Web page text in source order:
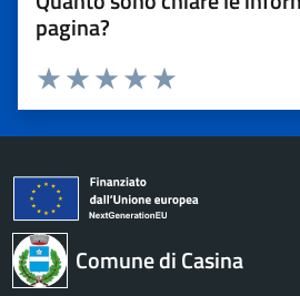
pagina?
Valuta 5 stelle su 5
Valuta 4 stelle su 5
Valuta 3 stelle su 5
Valuta 2 stelle su 5
Valuta 1 stelle su 5
Comune di Casina